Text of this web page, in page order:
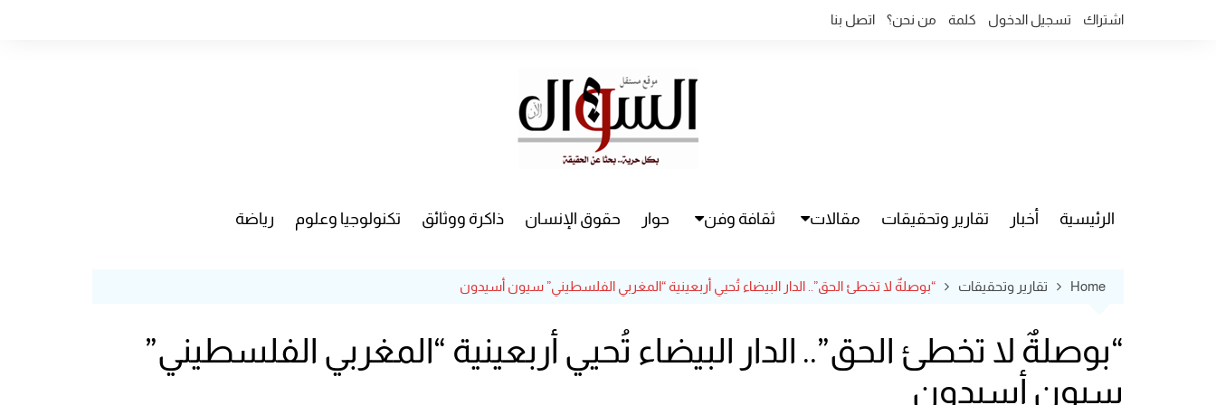
اشتراك تسجيل الدخول كلمة من نحن؟ اتصل بنا
الرئيسية أخبار تقارير وتحقيقات مقالات ثقافة وفن
مسرح
حوار حقوق الإنسان ذاكرة ووثائق تكنولوجيا وعلوم رياضة
Home تقارير وتحقيقات “بوصلةٌ لا تخطئ الحق”.. الدار البيضاء تُحيي أربعينية “المغربي الفلسطيني” سيون أسيدون
“بوصلةٌ لا تخطئ الحق”.. الدار البيضاء تُحيي أربعينية “المغربي الفلسطيني”
سيون أسيدون